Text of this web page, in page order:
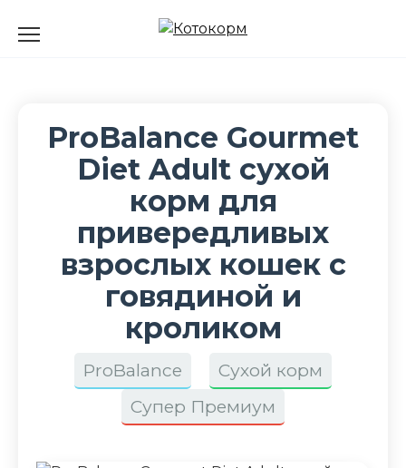
ProBalance Gourmet
Diet Adult сухой
корм для
привередливых
взрослых кошек с
говядиной и
кроликом
ProBalance
Сухой корм
Супер Премиум